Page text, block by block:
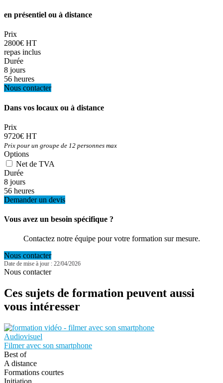
en présentiel ou à distance
Prix
2800€ HT
repas inclus
Durée
8 jours
56 heures
Nous contacter
Dans vos locaux ou à distance
Prix
9720€ HT
Prix pour un groupe de 12 personnes max
Options
Net de TVA
Durée
8 jours
56 heures
Demander un devis
Vous avez un besoin spécifique ?
Contactez notre équipe pour votre formation sur mesure.
Nous contacter
Date de mise à jour : 22/04/2026
Nous contacter
Ces sujets de formation peuvent aussi
vous intéresser
Audiovisuel
Filmer avec son smartphone
Best of
A distance
Formations courtes